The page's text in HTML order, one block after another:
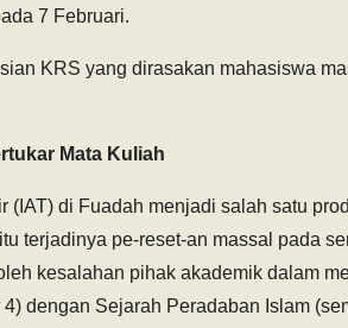
7 Februari.
KRS yang dirasakan mahasiswa
Mata Kuliah
(IAT) di Fuadah menjadi salah satu
terjadinya pe-reset-an massal pada
kesalahan pihak akademik dalam
dengan Sejarah Peradaban Islam